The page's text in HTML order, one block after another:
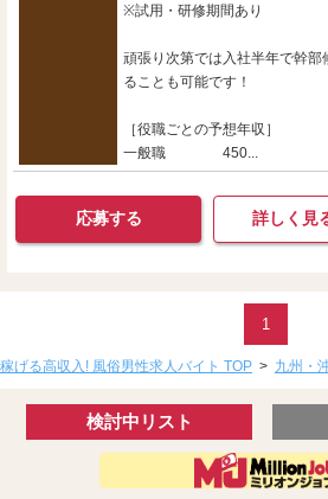
※試用・研修期間あり
頑張り次第では入社半年で幹
ることも可能です！
［役職ごとの予想年収］
一般職 450...
応募する 詳しく見
1
稼げる高収入! 風俗男性求人バイト TOP > 九州・
検討中リスト